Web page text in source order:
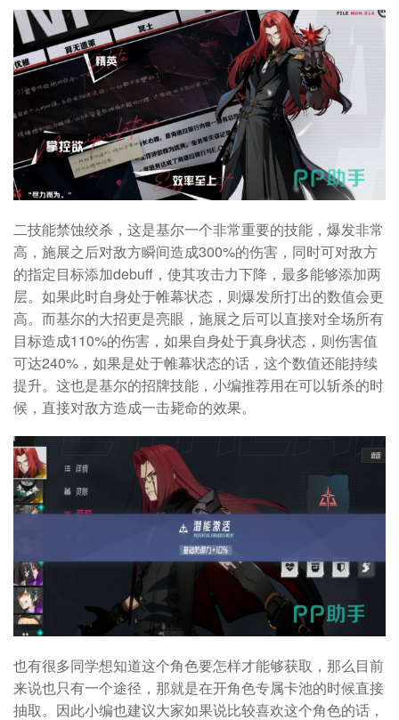
二技能禁蚀绞杀，这是基尔一个非常重要的技能，爆发非常
高，施展之后对敌方瞬间造成300%的伤害，同时可对敌方
的指定目标添加debuff，使其攻击力下降，最多能够添加两
层。如果此时自身处于帷幕状态，则爆发所打出的数值会更
高。 而基尔的大招更是亮眼，施展之后可以直接对全场所有
目标造成110%的伤害，如果自身处于真身状态，则伤害值
可达240%，如果是处于帷幕状态的话，这个数值还能持续
提升。这也是基尔的招牌技能，小编推荐用在可以斩杀的时
候，直接对敌方造成一击毙命的效果。
也有很多同学想知道这个角色要怎样才能够获取，那么目前
来说也只有一个途径，那就是在开角色专属卡池的时候直接
抽取。因此小编也建议大家如果说比较喜欢这个角色的话，